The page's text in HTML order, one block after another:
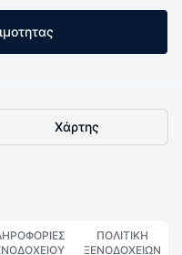
Χάρτης
ΠΟΛΙΤΙΚΗ
ΞΕΝΟΔΟΧΕΊΩΝ